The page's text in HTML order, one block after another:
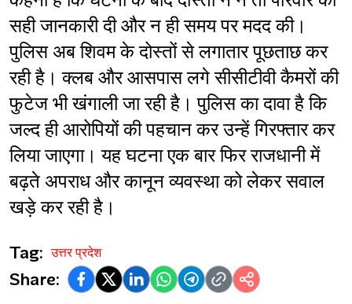
सही जानकारी दी और न ही समय पर मदद की।
पुलिस अब शिवम के दोस्तों से लगातार पूछताछ कर
रही है। क्लब और आसपास लगे सीसीटीवी कैमरों की
फुटेज भी खंगाली जा रही है। पुलिस का दावा है कि
जल्द ही आरोपियों की पहचान कर उन्हें गिरफ्तार कर
लिया जाएगा। यह घटना एक बार फिर राजधानी में
बढ़ते अपराध और कानून व्यवस्था को लेकर सवाल
खड़े कर रही है।
Tag: उत्तर प्रदेश
Share: